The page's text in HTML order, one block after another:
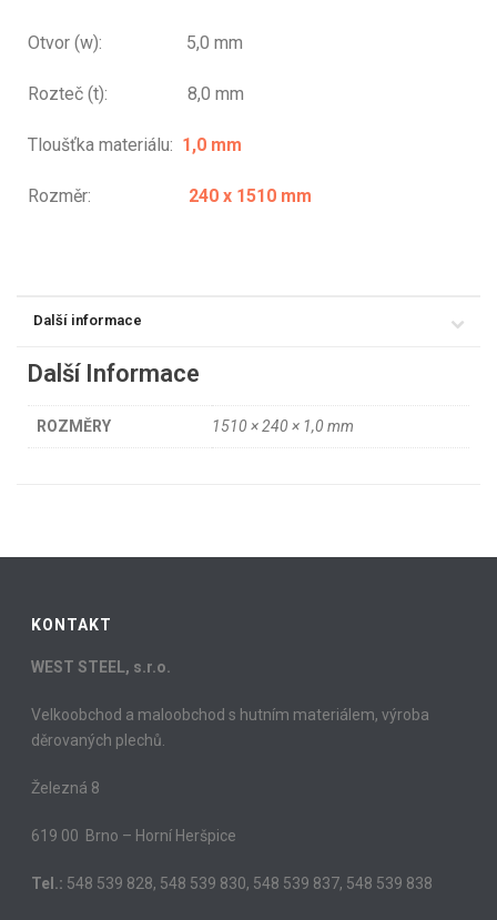
Otvor (w): 5,0 mm
Rozteč (t): 8,0 mm
Tloušťka materiálu: 1,0 mm
Rozměr: 240 x 1510 mm
Další informace
Další Informace
ROZMĚRY 1510 × 240 × 1,0 mm
KONTAKT
WEST STEEL, s.r.o.
Velkoobchod a maloobchod s hutním materiálem, výroba
děrovaných plechů.
Železná 8
619 00 Brno – Horní Heršpice
Tel.: 548 539 828, 548 539 830, 548 539 837, 548 539 838